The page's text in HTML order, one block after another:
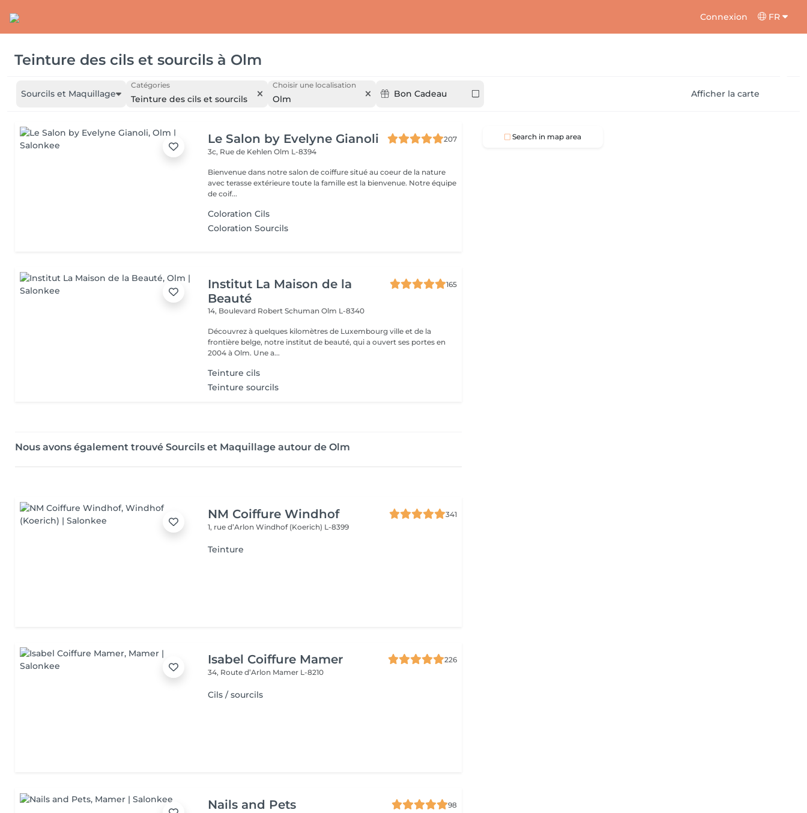
Connexion FR
Teinture des cils et sourcils à Olm
Sourcils et Maquillage
Catégories
Teinture des cils et sourcils
Choisir une localisation
Olm Bon Cadeau Afficher la carte
Le Salon by Evelyne Gianoli
207
3c, Rue de KehlenOlm L-8394
Bienvenue dans notre salon de coiffure situé au coeur de la nature
avec terasse extérieure toute la famille est la bienvenue. Notre équipe
de coif...
Coloration Cils
Coloration Sourcils
Institut La Maison de la
Beauté
165
14, Boulevard Robert SchumanOlm L-8340
Découvrez à quelques kilomètres de Luxembourg ville et de la
frontière belge, notre institut de beauté, qui a ouvert ses portes en
2004 à Olm. Une a...
Teinture cils
Teinture sourcils
Nous avons également trouvé Sourcils et Maquillage autour de Olm
NM Coiffure Windhof
341
1, rue d’ArlonWindhof (Koerich) L-8399
Teinture
Isabel Coiffure Mamer
226
34, Route d’Arlon Mamer L-8210
Cils / sourcils
Nails and Pets
98
Search in map area